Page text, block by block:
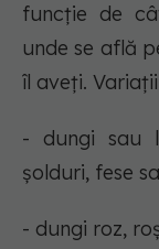
funcție de
unde se află
îl aveți.
- dungi sau
șolduri, fese
- dungi roz,